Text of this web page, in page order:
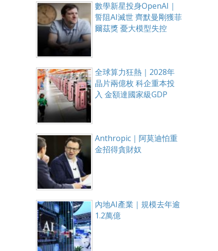
數學新星投身OpenAI｜
誓阻AI滅世 齊默曼剛獲菲
爾茲獎 憂大模型失控
全球算力狂熱｜2028年
晶片兩億枚 科企重本投
入 金額達國家級GDP
Anthropic｜阿莫迪怕重
金招得貪財奴
內地AI產業｜規模去年逾
1.2萬億